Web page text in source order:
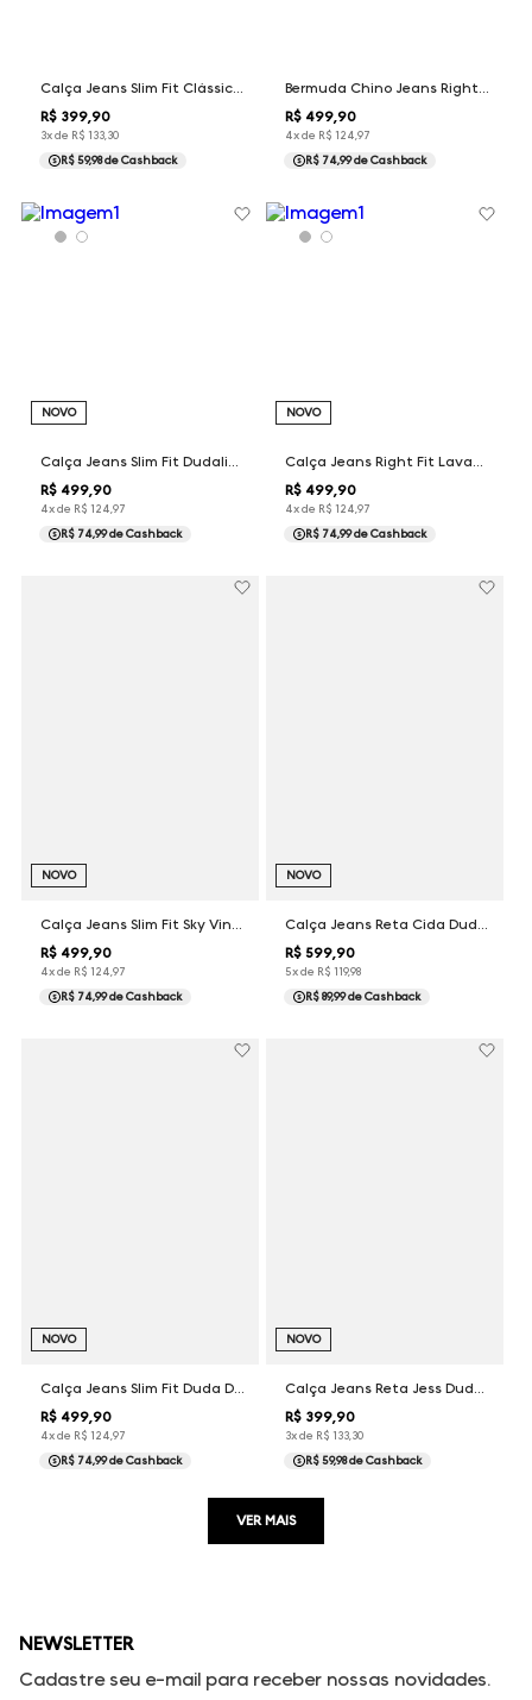
Calça Jeans Slim Fit Clássica Dudalina Masculina
R$ 399,90
3x de R$ 133,30
R$ 59,98de Cashback
Bermuda Chino Jeans Right Fit Dudalina Masculina
R$ 499,90
4x de R$ 124,97
R$ 74,99de Cashback
R$ 499 90
4x de R$ 124,97
NOVO
R$ 74,99de Cashback
R$ 499 90
4x de R$ 124,97
NOVO
R$ 74,99de Cashback
Calça Jeans Slim Fit Sky Vintage Dudalina Masculina
R$ 499,90
4x de R$ 124,97
NOVO
R$ 74,99de Cashback
Calça Jeans Reta Cida Dudalina Feminina
R$ 599,90
5x de R$ 119,98
NOVO
R$ 89,99de Cashback
R$ 499 90
4x de R$ 124,97
NOVO
R$ 74,99de Cashback
R$ 399 90
3x de R$ 133,30
NOVO
R$ 59,98de Cashback
VER MAIS
NEWSLETTER
Cadastre seu e-mail para receber nossas novidades.